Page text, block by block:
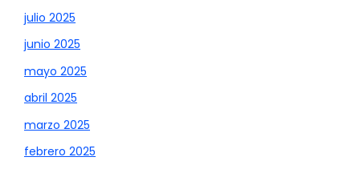
julio 2025
junio 2025
mayo 2025
abril 2025
marzo 2025
febrero 2025